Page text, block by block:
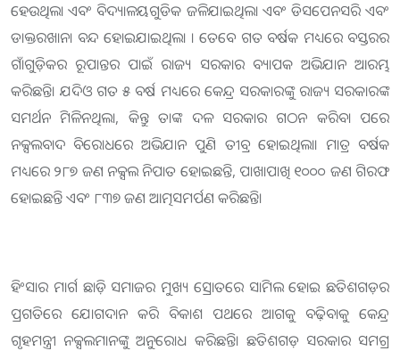
ହେଉଥିଲା ଏବଂ ବିଦ୍ୟାଳୟଗୁଡିକ ଜଳିଯାଇଥିଲା ଏବଂ ଡିସପେନସରି ଏବଂ
ଡାକ୍ତରଖାନା ବନ୍ଦ ହୋଇଯାଇଥିଲା । ତେବେ ଗତ ବର୍ଷକ ମଧ୍ୟରେ ବସ୍ତରର
ଗାଁଗୁଡ଼ିକର ରୂପାନ୍ତର ପାଇଁ ରାଜ୍ୟ ସରକାର ବ୍ୟାପକ ଅଭିଯାନ ଆରମ୍ଭ
କରିଛନ୍ତି। ଯଦିଓ ଗତ ୫ ବର୍ଷ ମଧ୍ୟରେ କେନ୍ଦ୍ର ସରକାରଙ୍କୁ ରାଜ୍ୟ ସରକାରଙ୍କ
ସମର୍ଥନ ମିଳିନଥିଲା, କିନ୍ତୁ ତାଙ୍କ ଦଳ ସରକାର ଗଠନ କରିବା ପରେ
ନକ୍ସଲବାଦ ବିରୋଧରେ ଅଭିଯାନ ପୁଣି ତୀବ୍ର ହୋଇଥିଲା। ମାତ୍ର ବର୍ଷକ
ମଧ୍ୟରେ ୨୮୭ ଜଣ ନକ୍ସଲ ନିପାତ ହୋଇଛନ୍ତି, ପାଖାପାଖି ୧୦୦୦ ଜଣ ଗିରଫ
ହୋଇଛନ୍ତି ଏବଂ ୮୩୭ ଜଣ ଆତ୍ମସମର୍ପଣ କରିଛନ୍ତି।
ହିଂସାର ମାର୍ଗ ଛାଡ଼ି ସମାଜର ମୁଖ୍ୟ ସ୍ରୋତରେ ସାମିଲ ହୋଇ ଛତିଶଗଡ଼ର
ପ୍ରଗତିରେ ଯୋଗଦାନ କରି ବିକାଶ ପଥରେ ଆଗକୁ ବଢ଼ିବାକୁ କେନ୍ଦ୍ର
ଗୃହମନ୍ତ୍ରୀ ନକ୍ସଲମାନଙ୍କୁ ଅନୁରୋଧ କରିଛନ୍ତି। ଛତିଶଗଡ଼ ସରକାର ସମଗ୍ର